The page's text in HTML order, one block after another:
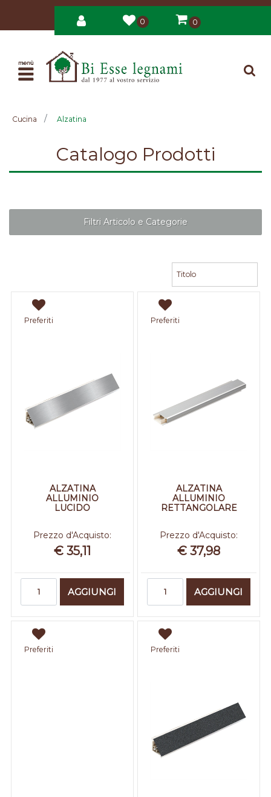
0 0
Open
Cucina Alzatina
Catalogo Prodotti
Filtri Articolo e Categorie
Preferiti
ALZATINA
ALLUMINIO
LUCIDO
Prezzo d'Acquisto:
€ 35,11
AGGIUNGI
Preferiti
ALZATINA
ALLUMINIO
RETTANGOLARE
Prezzo d'Acquisto:
€ 37,98
AGGIUNGI
Preferiti Preferiti